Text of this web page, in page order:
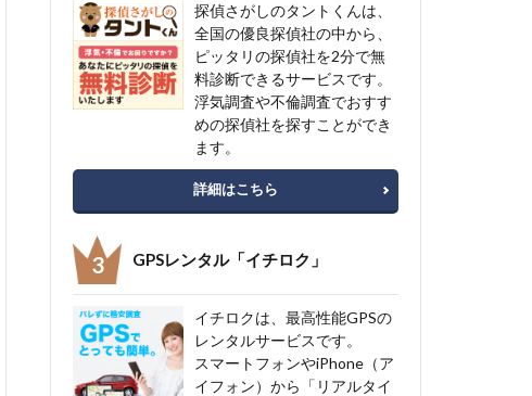
探偵さがしのタントくんは、
全国の優良探偵社の中から、
ピッタリの探偵社を2分で無
料診断できるサービスです。
浮気調査や不倫調査でおすす
めの探偵社を探すことができ
ます。
詳細はこちら
GPSレンタル「イチロク」
イチロクは、最高性能GPSの
レンタルサービスです。
スマートフォンやiPhone（ア
イフォン）から「リアルタイ